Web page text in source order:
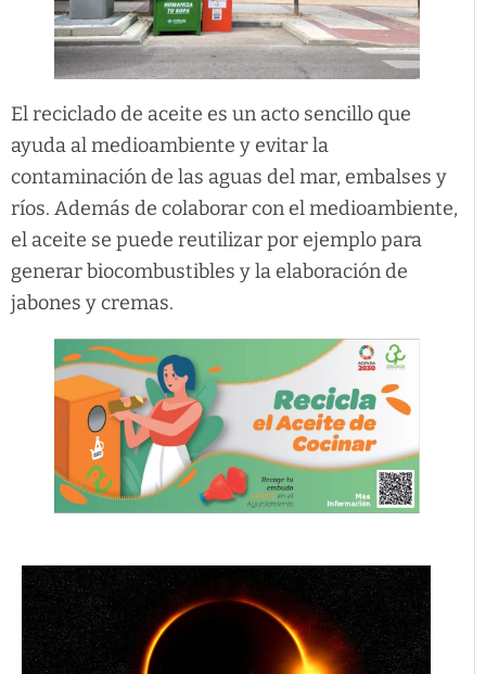
El reciclado de aceite es un acto sencillo que
ayuda al medioambiente y evitar la
contaminación de las aguas del mar, embalses y
ríos. Además de colaborar con el medioambiente,
el aceite se puede reutilizar por ejemplo para
generar biocombustibles y la elaboración de
jabones y cremas.